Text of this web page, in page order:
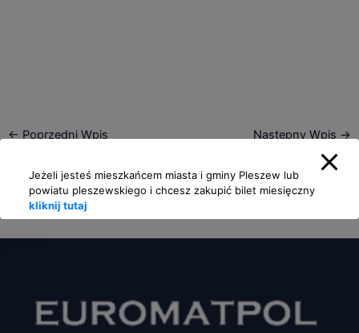
← Poprzedni Wpis Następny Wpis →
Jeżeli jesteś mieszkańcem miasta i gminy Pleszew lub
powiatu pleszewskiego i chcesz zakupić bilet miesięczny
kliknij tutaj